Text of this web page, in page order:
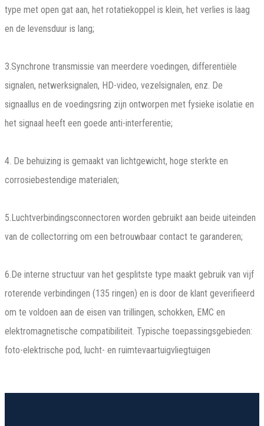
type met open gat aan, het rotatiekoppel is klein, het verlies is laag
en de levensduur is lang;
3.Synchrone transmissie van meerdere voedingen, differentiële
signalen, netwerksignalen, HD-video, vezelsignalen, enz. De
signaallus en de voedingsring zijn ontworpen met fysieke isolatie en
het signaal heeft een goede anti-interferentie;
4. De behuizing is gemaakt van lichtgewicht, hoge sterkte en
corrosiebestendige materialen;
5.Luchtverbindingsconnectoren worden gebruikt aan beide uiteinden
van de collectorring om een ​​betrouwbaar contact te garanderen;
6.De interne structuur van het gesplitste type maakt gebruik van vijf
roterende verbindingen (135 ringen) en is door de klant geverifieerd
om te voldoen aan de eisen van trillingen, schokken, EMC en
elektromagnetische compatibiliteit. Typische toepassingsgebieden:
foto-elektrische pod, lucht- en ruimtevaartuigvliegtuigen